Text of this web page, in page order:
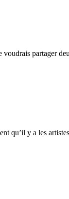
partager
y a les